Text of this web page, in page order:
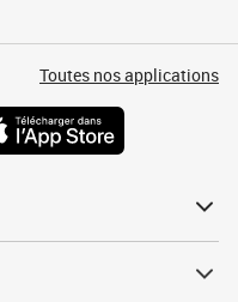
Toutes nos applications